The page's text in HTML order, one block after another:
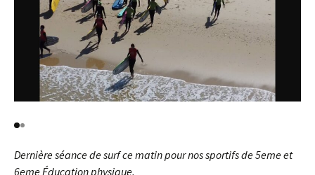
Dernière séance de surf ce matin pour nos sportifs de 5eme et
6eme Éducation physique.